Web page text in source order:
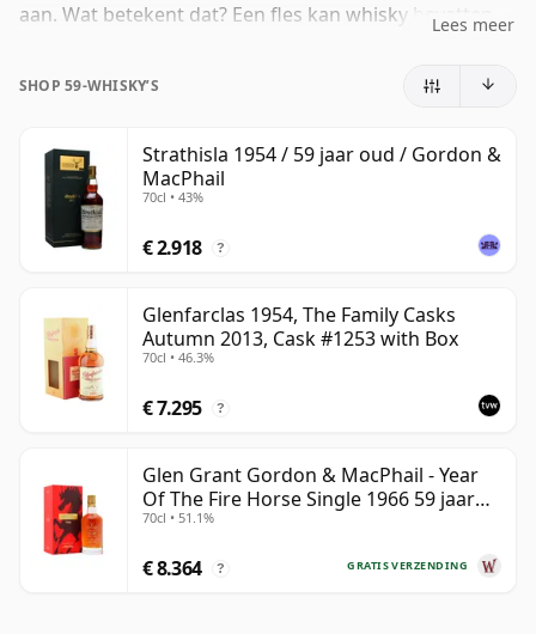
aan. Wat betekent dat? Een fles kan whisky bevatten
periodes heeft gerijpt. Als op het etiket 59 jaar (of
59 jaar.
Zodra whisky is gebotteld, rijpt die niet verder, in
tegenstelling tot wijn die in de fles blijft rijpen. Whisky
vastgezet en wordt altijd als 59 jaar beschouwd.
Lees meer
SHOP 59-WHISKY’S
Strathisla 1954 / 59 jaar oud / Gordon &
MacPhail
70cl • 43%
€ 2.918 ?
Glenfarclas 1954, The Family Casks
Autumn 2013, Cask #1253 with Box
70cl • 46.3%
€ 7.295 ?
Glen Grant Gordon & MacPhail - Year
Of The Fire Horse Single 1966 59 jaar
oud
70cl • 51.1%
GRATIS VERZENDING
€ 8.364 ?